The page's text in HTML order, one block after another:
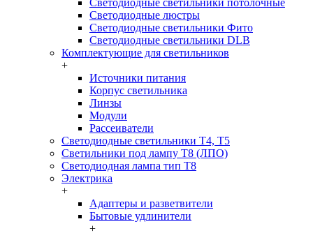
Светодиодные люстры
Светодиодные светильники Фито
Светодиодные светильники DLB
Комплектующие для светильников
+
Источники питания
Корпус светильника
Линзы
Модули
Рассеиватели
Светодиодные светильники T4, T5
Светильники под лампу Т8 (ЛПО)
Светодиодная лампа тип T8
Электрика
+
Адаптеры и разветвители
Бытовые удлинители
+